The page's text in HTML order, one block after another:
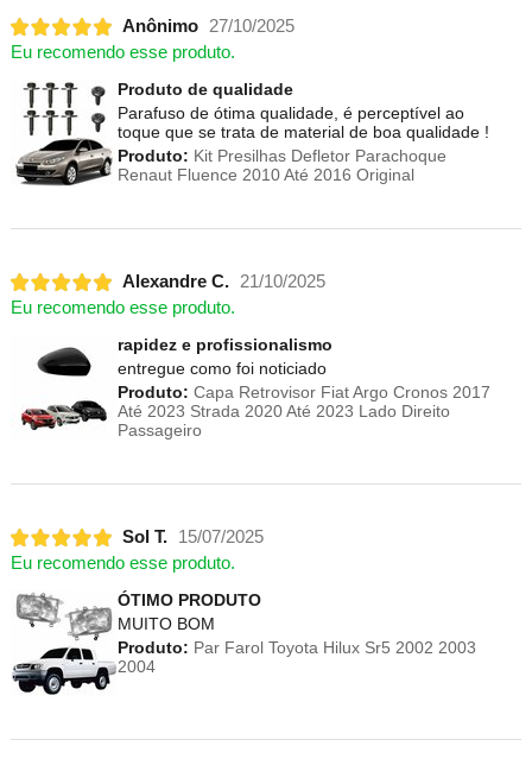
Anônimo 27/10/2025
Eu recomendo esse produto.
Produto de qualidade
Parafuso de ótima qualidade, é perceptível ao
toque que se trata de material de boa qualidade !
Produto: Kit Presilhas Defletor Parachoque
Renaut Fluence 2010 Até 2016 Original
Alexandre C. 21/10/2025
Eu recomendo esse produto.
rapidez e profissionalismo
entregue como foi noticiado
Produto: Capa Retrovisor Fiat Argo Cronos 2017
Até 2023 Strada 2020 Até 2023 Lado Direito
Passageiro
Sol T.
15/07/2025
Eu recomendo esse produto.
ÓTIMO PRODUTO
MUITO BOM
Produto: Par Farol Toyota Hilux Sr5 2002 2003
2004